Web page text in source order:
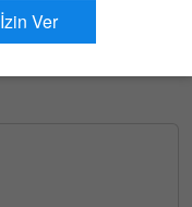
İzin Ver